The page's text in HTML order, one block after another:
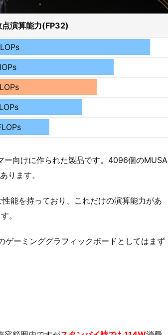
点演算能力(FP32)
向けに作られた製品です。4096個のMUSA
ります。
能を持っており、これだけの演算能力があ
。
ーミンググラフィックボードとしてはまず